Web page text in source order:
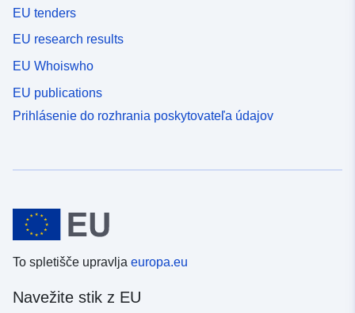
EU tenders
EU research results
EU Whoiswho
EU publications
Prihlásenie do rozhrania poskytovateľa údajov
To spletišče upravlja europa.eu
Navežite stik z EU